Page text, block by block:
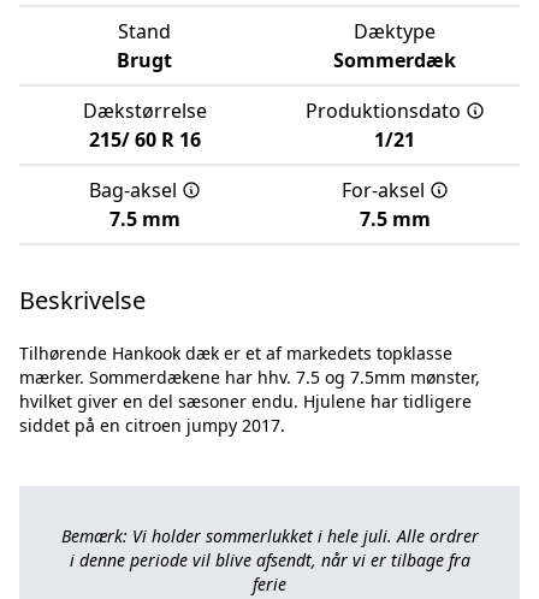
Stand
Brugt
Dæktype
Sommerdæk
Dækstørrelse
215/ 60 R 16
Produktionsdato
1/21
Bag-aksel
7.5 mm
For-aksel
7.5 mm
Beskrivelse
Tilhørende Hankook dæk er et af markedets topklasse
mærker. Sommerdækene har hhv. 7.5 og 7.5mm mønster,
hvilket giver en del sæsoner endu. Hjulene har tidligere
Bemærk: Vi holder sommerlukket i hele juli. Alle ordrer
i denne periode vil blive afsendt, når vi er tilbage fra
ferie